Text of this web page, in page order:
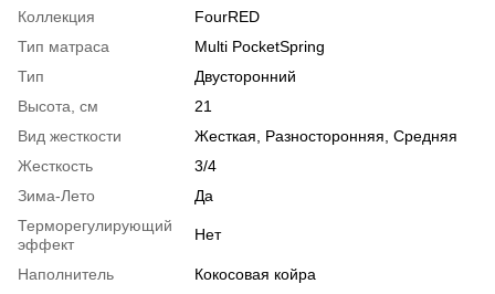
Коллекция
FourRED
Тип матраса
Multi PocketSpring
Тип
Двусторонний
Высота, см
21
Вид жесткости
Жесткая, Разносторонняя, Средняя
Жесткость
3/4
Зима-Лето
Да
Терморегулирующий
эффект
Нет
Наполнитель
Кокосовая койра